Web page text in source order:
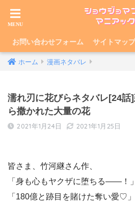
お問い合わせフォーム サイトマップ
ホーム 漫画ネタバレ
濡れ刃に花びらネタバレ[24話
ら撒かれた大量の花
2021年1月24日 2021年1月25日
皆さま、竹河継さん作、
「身も心もヤクザに堕ちる——！」
「180億と跡目を賭けた奪い愛♡